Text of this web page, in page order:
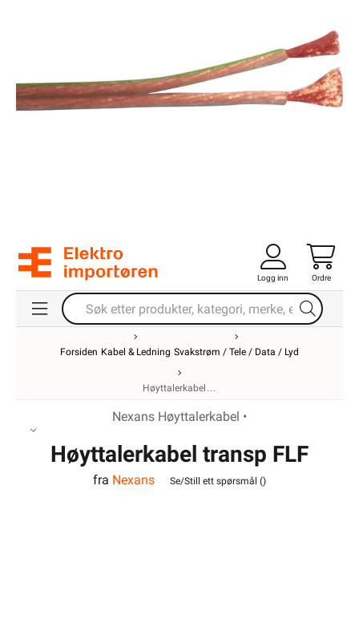
Logg inn Ordre
Forsiden Kabel & Ledning Svakstrøm / Tele / Data / Lyd
Høyttalerkabel
Nexans Høyttalerkabel •
Høyttalerkabel transp FLF
2x2,5
fra Nexans Se/Still ett spørsmål ()